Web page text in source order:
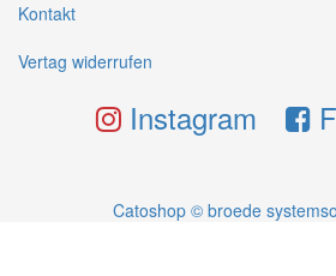
Kontakt
Vertag widerrufen
Instagram
Catoshop © broede